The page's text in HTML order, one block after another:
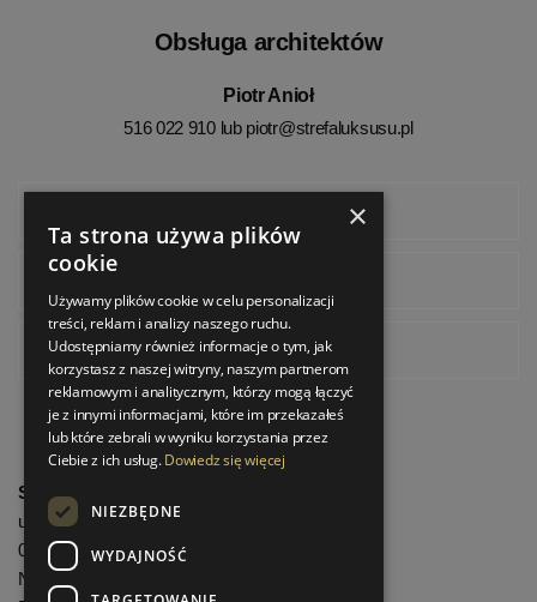
Obsługa architektów
Piotr Anioł
516 022 910 lub piotr@strefaluksusu.pl
Pinterest
StrefaLuksusu.pl
ul. Bartycka 24/26 Pawilon 227
00-716 Warszawa
NIP: 8251972213
×
Ta strona używa plików
cookie
Używamy plików cookie w celu personalizacji
treści, reklam i analizy naszego ruchu.
Udostępniamy również informacje o tym, jak
korzystasz z naszej witryny, naszym partnerom
reklamowym i analitycznym, którzy mogą łączyć
je z innymi informacjami, które im przekazałeś
lub które zebrali w wyniku korzystania przez
Ciebie z ich usług.Dowiedz się więcej
NIEZBĘDNE
WYDAJNOŚĆ